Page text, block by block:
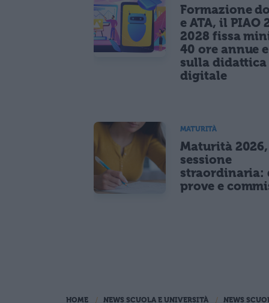
Formazione
e ATA, il PIAO
2028 fissa
40 ore annue
sulla didattica
digitale
MATURITÀ
Maturità 2026,
sessione
straordinaria:
prove e
HOME NEWS SCUOLA E UNIVERSITÀ NEWS